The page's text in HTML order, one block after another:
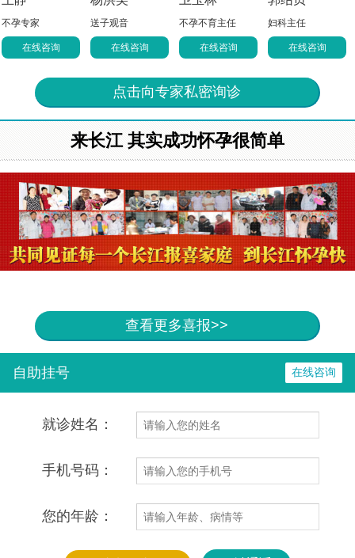
不孕专家
在线咨询
送子观音
在线咨询
不孕不育主任
在线咨询
妇科主任
在线咨询
点击向专家私密询诊
来长江 其实成功怀孕很简单
查看更多喜报>>
自助挂号 在线咨询
就诊姓名：
手机号码：
您的年龄：